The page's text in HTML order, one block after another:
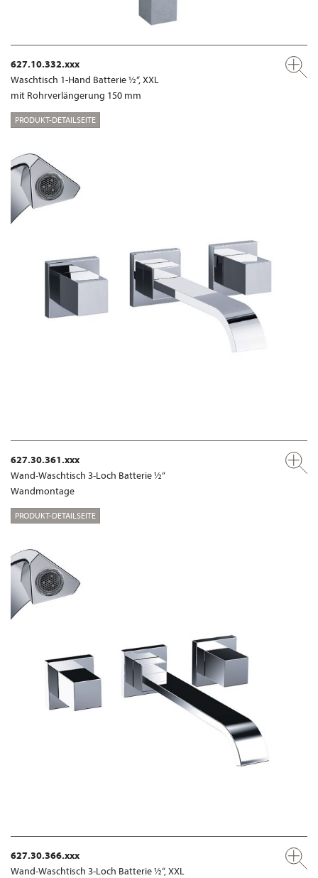
627.10.332.xxx
Waschtisch 1-Hand Batterie ½“, XXL
mit Rohrverlängerung 150 mm
PRODUKT-DETAILSEITE
627.30.361.xxx
Wand-Waschtisch 3-Loch Batterie ½“
Wandmontage
PRODUKT-DETAILSEITE
627.30.366.xxx
Wand-Waschtisch 3-Loch Batterie ½“, XXL